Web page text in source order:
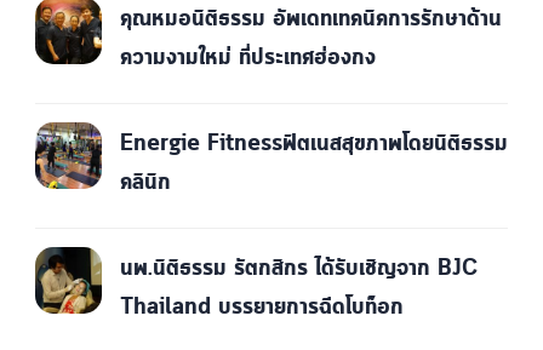
คุณหมอนิติธรรม อัพเดทเทคนิคการรักษาด้าน
ความงามใหม่ ที่ประเทศฮ่องกง
Energie Fitnessฟิตเนสสุขภาพโดยนิติธรรม
คลินิก
นพ.นิติธรรม รัตกสิกร ได้รับเชิญจาก BJC
Thailand บรรยายการฉีดโบท็อก